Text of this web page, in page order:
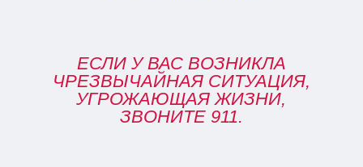
ЕСЛИ У ВАС ВОЗНИКЛА
ЧРЕЗВЫЧАЙНАЯ СИТУАЦИЯ,
УГРОЖАЮЩАЯ ЖИЗНИ,
ЗВОНИТЕ 911.